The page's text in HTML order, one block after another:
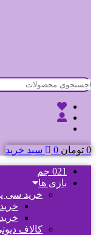
0 تومان 0 سبد خرید
021 جم
بازی ها
خرید سی
کالاف